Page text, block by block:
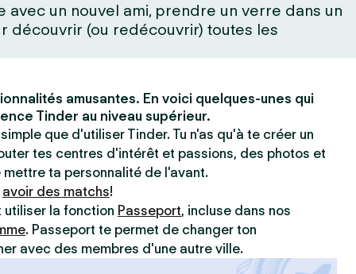
un nouvel ami, prendre un verre dans un
découvrir (ou redécouvrir) toutes les
amusantes. En voici quelques-unes qui
Tinder au niveau supérieur.
que d'utiliser Tinder. Tu n'as qu'à te créer un
tes centres d'intérêt et passions, des photos et
ta personnalité de l'avant.
avoir des matchs!
utiliser la fonction Passeport, incluse dans nos
. Passeport te permet de changer ton
avec des membres d'une autre ville.